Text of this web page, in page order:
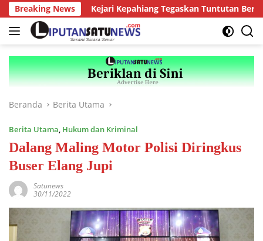
Langsung
ke
konten
Breaking NewsKejari Kepahiang Tegaskan Tuntutan Berat bagi
Beranda Berita Utama
Berita Utama, Hukum dan Kriminal
Dalang Maling Motor Polisi Diringkus
Buser Elang Jupi
Satunews
30/11/2022